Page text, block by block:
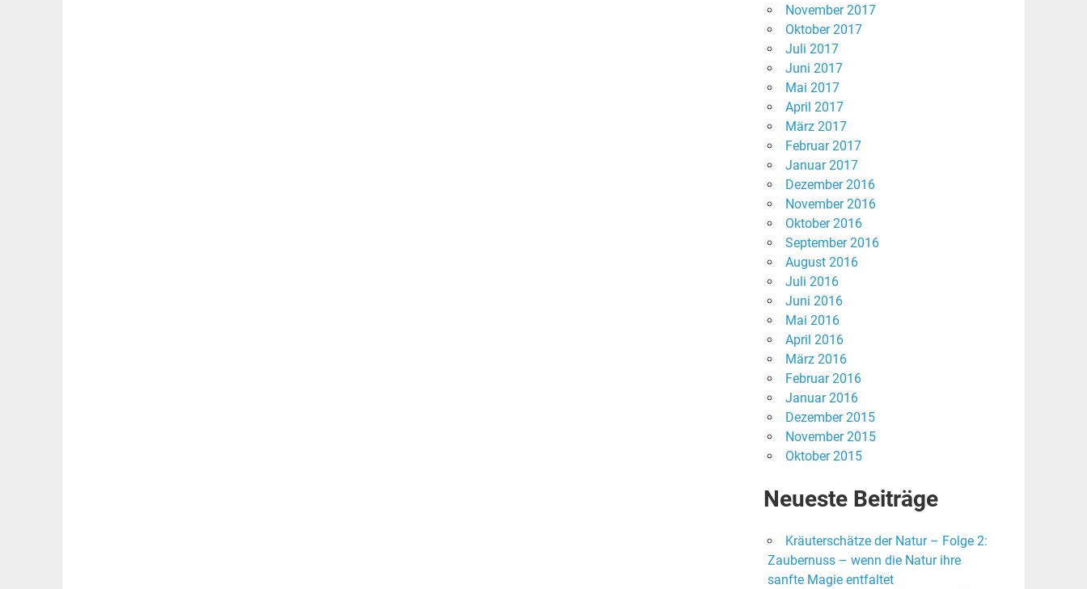
November 2017
Oktober 2017
Juli 2017
Juni 2017
Mai 2017
April 2017
März 2017
Februar 2017
Januar 2017
Dezember 2016
November 2016
Oktober 2016
September 2016
August 2016
Juli 2016
Juni 2016
Mai 2016
April 2016
März 2016
Februar 2016
Januar 2016
Dezember 2015
November 2015
Oktober 2015
Neueste Beiträge
Kräuterschätze der Natur – Folge 2:
Zaubernuss – wenn die Natur ihre
sanfte Magie entfaltet